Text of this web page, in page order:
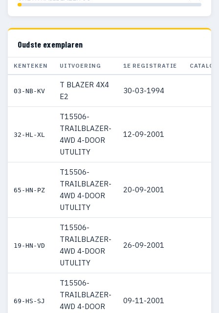
Oudste exemplaren
KENTEKEN UITVOERING 1E REGISTRATIE
03-NB-KV
T BLAZER 4X4
E2
30-03-1994
32-HL-XL
T15506-
TRAILBLAZER-
4WD 4-DOOR
UTULITY
12-09-2001
65-HN-PZ
T15506-
TRAILBLAZER-
4WD 4-DOOR
UTULITY
20-09-2001
19-HN-VD
T15506-
TRAILBLAZER-
4WD 4-DOOR
UTULITY
26-09-2001
69-HS-SJ
T15506-
TRAILBLAZER-
4WD 4-DOOR
09-11-2001